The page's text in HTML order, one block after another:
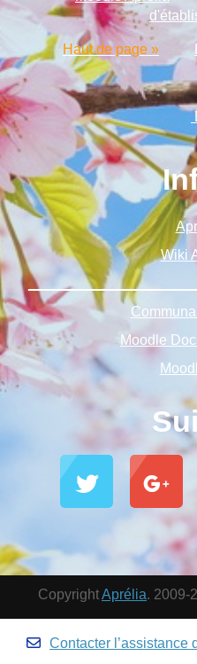
Haut de page »
Wiki
Moodle
CopyrightAprélia. 2009-
Contacter l’assistance